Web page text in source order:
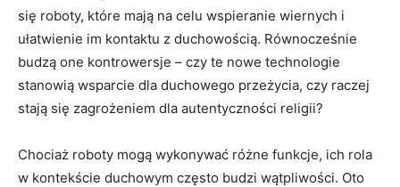
się roboty, które mają na celu wspieranie wiernych i
ułatwienie im kontaktu z duchowością. Równocześnie
budzą one kontrowersje – czy te nowe technologie
stanowią wsparcie dla duchowego przeżycia, czy raczej
stają się zagrożeniem dla autentyczności religii?
Chociaż roboty mogą wykonywać różne funkcje, ich rola
w kontekście duchowym często budzi wątpliwości. Oto